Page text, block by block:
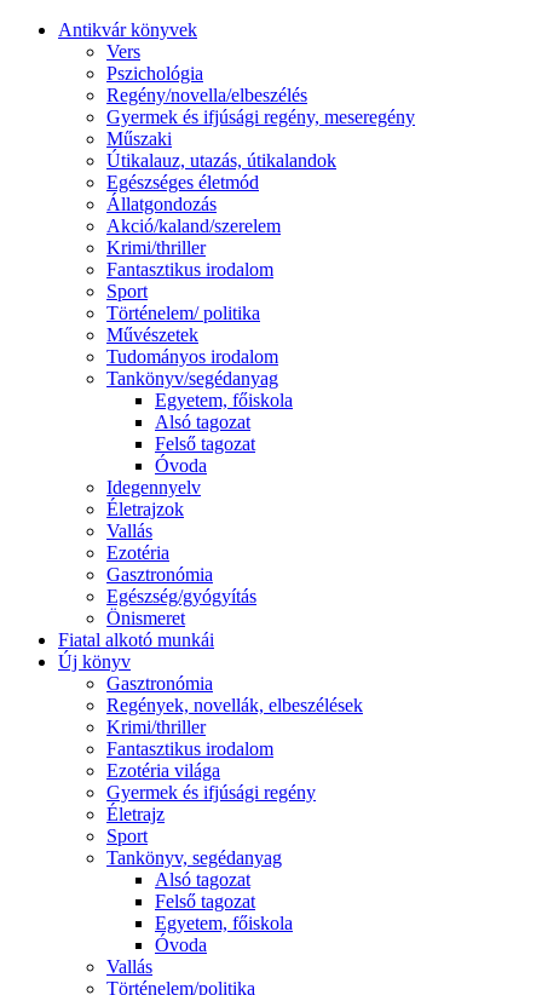
Antikvár könyvek
Vers
Pszichológia
Regény/novella/elbeszélés
Gyermek és ifjúsági regény, meseregény
Műszaki
Útikalauz, utazás, útikalandok
Egészséges életmód
Állatgondozás
Akció/kaland/szerelem
Krimi/thriller
Fantasztikus irodalom
Sport
Történelem/ politika
Művészetek
Tudományos irodalom
Tankönyv/segédanyag
Egyetem, főiskola
Alsó tagozat
Felső tagozat
Óvoda
Idegennyelv
Életrajzok
Vallás
Ezotéria
Gasztronómia
Egészség/gyógyítás
Önismeret
Fiatal alkotó munkái
Új könyv
Gasztronómia
Regények, novellák, elbeszélések
Krimi/thriller
Fantasztikus irodalom
Ezotéria világa
Gyermek és ifjúsági regény
Életrajz
Sport
Tankönyv, segédanyag
Alsó tagozat
Felső tagozat
Egyetem, főiskola
Óvoda
Vallás
Történelem/politika